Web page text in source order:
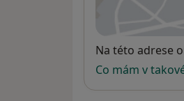
Dostupnost
Na této adrese
Co mám v